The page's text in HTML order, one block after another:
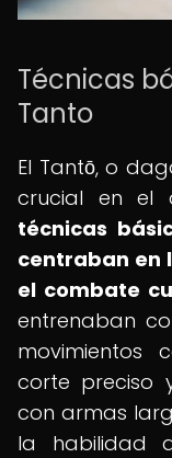
Técnicas
Tanto
El Tantō, o
crucial en el
técnicas
centraban en
el combate
entrenaban
movimientos
corte preciso
con armas
la habilidad